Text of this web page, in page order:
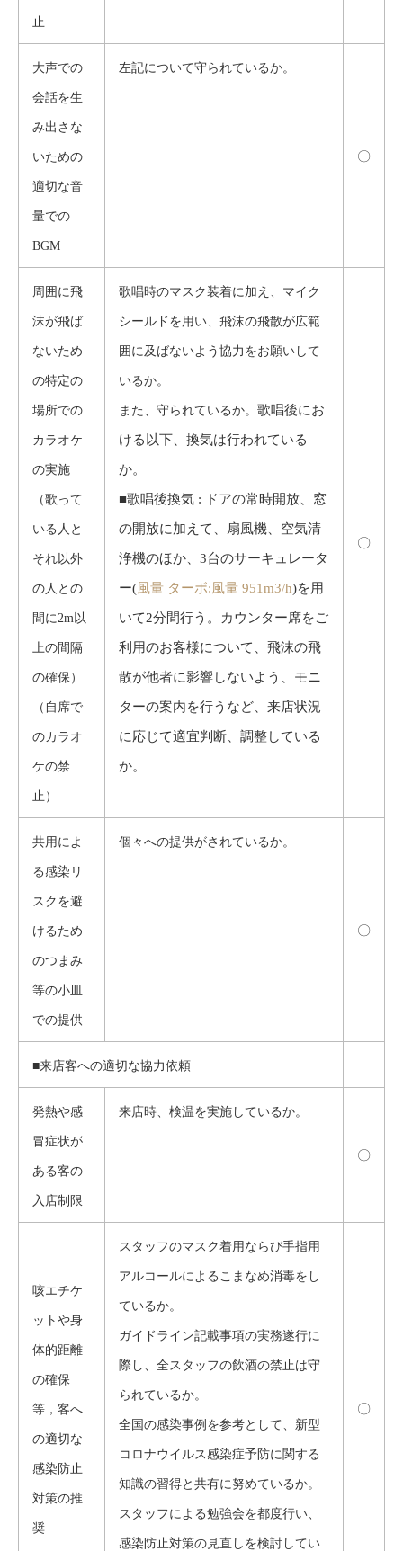
止
大声での
会話を生
み出さな
いための
適切な音
量での
BGM
左記について守られているか。
〇
周囲に飛
沫が飛ば
ないため
の特定の
場所での
カラオケ
の実施
（歌って
いる人と
それ以外
の人との
間に2m以
上の間隔
の確保）
（自席で
のカラオ
ケの禁
止）
歌唱時のマスク装着に加え、マイク
シールドを用い、飛沫の飛散が広範
囲に及ばないよう協力をお願いして
いるか。
また、守られているか。 歌唱後にお
ける以下、換気は行われている
か。
■歌唱後換気 : ドアの常時開放、窓
の開放に加えて、扇風機、空気清
浄機のほか、3台のサーキュレータ
ー(風量 ターボ:風量 951m3/h)を用
いて2分間行う。カウンター席をご
利用のお客様について、飛沫の飛
散が他者に影響しないよう、モニ
ターの案内を行うなど、来店状況
に応じて適宜判断、調整している
か。
〇
共用によ
る感染リ
スクを避
けるため
のつまみ
等の小皿
での提供
個々への提供がされているか。
〇
■来店客への適切な協力依頼
発熱や感
冒症状が
ある客の
入店制限
来店時、検温を実施しているか。
〇
咳エチケ
ットや身
体的距離
の確保
等，客へ
の適切な
感染防止
対策の推
奨
スタッフのマスク着用ならび手指用
アルコールによるこまなめ消毒をし
ているか。
ガイドライン記載事項の実務遂行に
際し、全スタッフの飲酒の禁止は守
られているか。
全国の感染事例を参考として、新型
コロナウイルス感染症予防に関する
知識の習得と共有に努めているか。
スタッフによる勉強会を都度行い、
感染防止対策の見直しを検討してい
〇